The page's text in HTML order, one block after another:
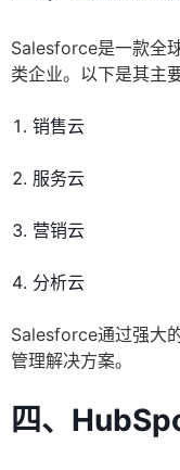
Salesforce是一款全
类企业。以下是其主
销售云
服务云
营销云
分析云
Salesforce通过强大
管理解决方案。
四、